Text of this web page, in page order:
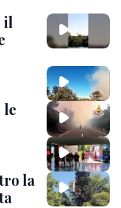
il
le
la